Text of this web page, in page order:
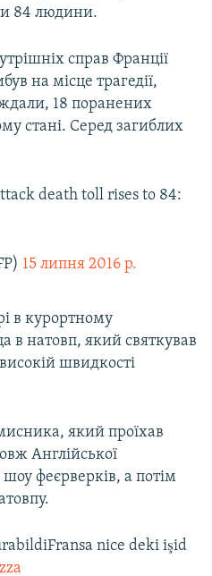
84 людини.
справ Франції
на місце трагедії,
18 поранених
стані. Серед загиблих
death toll rises to 84:
15 липня 2016 р.
в курортному
в натовп, який святкував
швидкості
який проїхав
Англійської
феєрверків, а потім
nice deki işid